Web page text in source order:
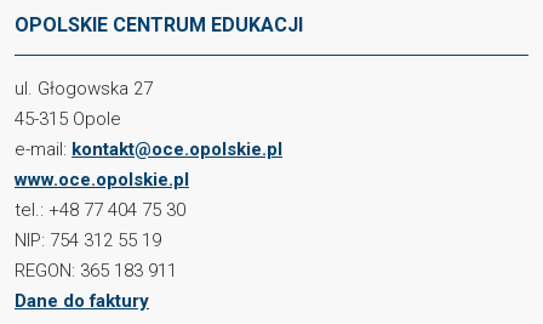
OPOLSKIE CENTRUM EDUKACJI
ul. Głogowska 27
45-315 Opole
e-mail: kontakt@oce.opolskie.pl
www.oce.opolskie.pl
tel.: +48 77 404 75 30
NIP: 754 312 55 19
REGON: 365 183 911
Dane do faktury